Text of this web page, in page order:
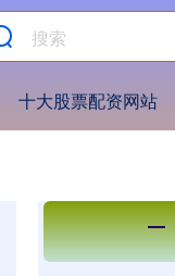
十大股票配资网站